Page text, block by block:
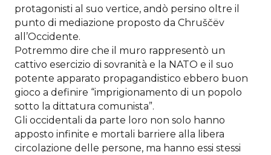
protagonisti al suo vertice, andò persino oltre il
punto di mediazione proposto da Chruščëv
all’Occidente.
Potremmo dire che il muro rappresentò un
cattivo esercizio di sovranità e la NATO e il suo
potente apparato propagandistico ebbero buon
gioco a definire “imprigionamento di un popolo
sotto la dittatura comunista”.
Gli occidentali da parte loro non solo hanno
apposto infinite e mortali barriere alla libera
circolazione delle persone, ma hanno essi stessi